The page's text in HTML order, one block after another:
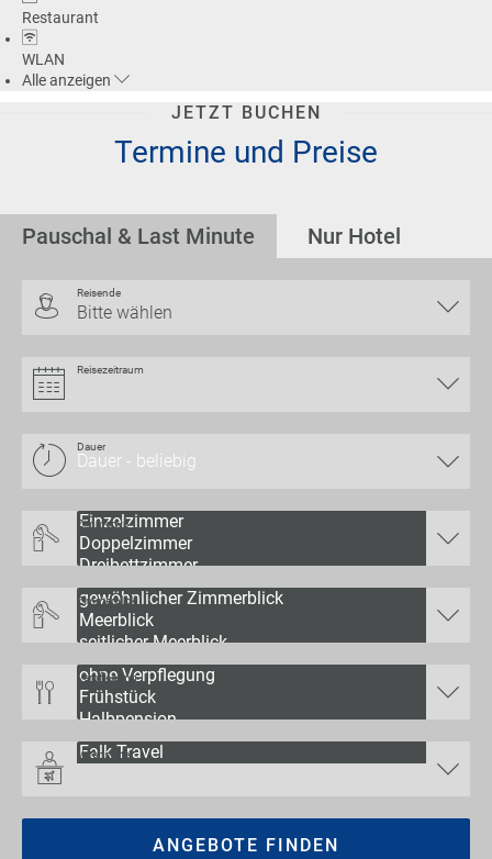
Restaurant
WLAN
Alleanzeigen
JETZT BUCHEN
Termine und Preise
Pauschal & Last Minute Nur Hotel
Reisende
Bitte wählen
Reisezeitraum
Dauer
Zimmertyp
Zimmerblick
ANGEBOTE FINDEN
Verpflegung
Veranstalter